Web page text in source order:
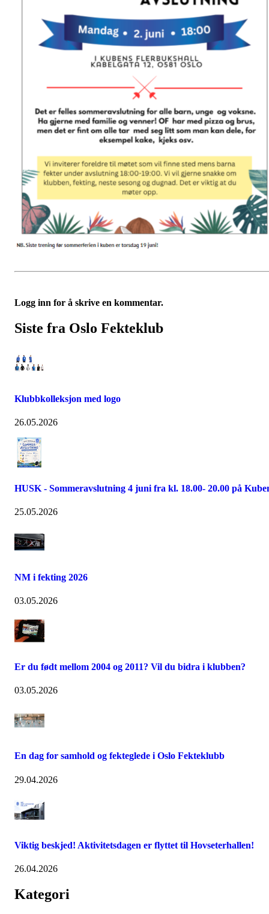
Logg inn for å skrive en kommentar.
Siste fra Oslo Fekteklub
Klubbkolleksjon med logo
26.05.2026
HUSK - Sommeravslutning 4 juni fra kl. 18.00- 20.00 på
25.05.2026
NM i fekting 2026
03.05.2026
Er du født mellom 2004 og 2011? Vil du bidra i klubben?
03.05.2026
En dag for samhold og fekteglede i Oslo Fekteklubb
29.04.2026
Viktig beskjed! Aktivitetsdagen er flyttet til Hovseterhallen!
26.04.2026
Kategori